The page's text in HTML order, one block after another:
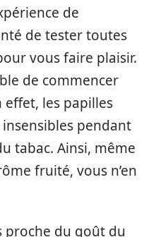
de
de tester toutes
vous faire plaisir.
de commencer
effet, les papilles
pendant
tabac. Ainsi, même
fruité, vous n’en
proche du goût du